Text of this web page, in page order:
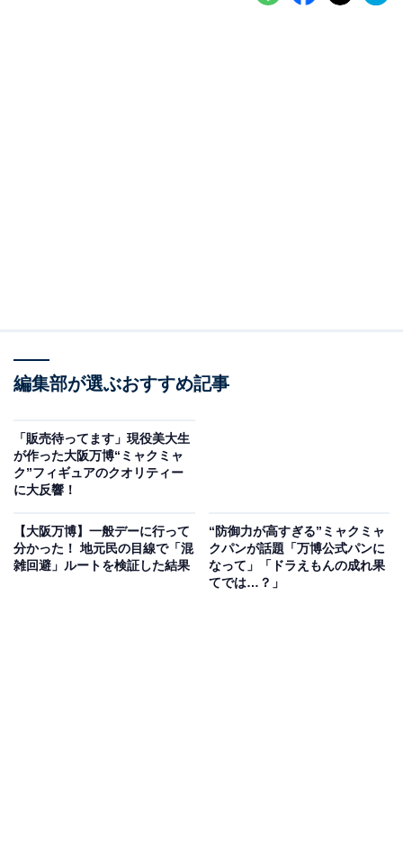
編集部が選ぶおすすめ記事
「販売待ってます」現役美大生
が作った大阪万博“ミャクミャ
ク”フィギュアのクオリティー
に大反響！
【大阪万博】一般デーに行って
分かった！ 地元民の目線で「混
雑回避」ルートを検証した結果
“防御力が高すぎる”ミャクミャ
クパンが話題「万博公式パンに
なって」「ドラえもんの成れ果
てでは…？」